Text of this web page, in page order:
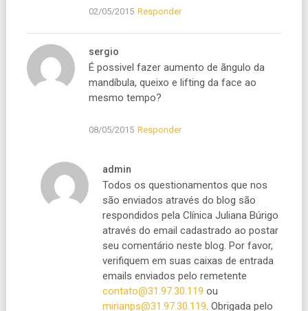
02/05/2015 Responder
sergio
É possivel fazer aumento de ãngulo da
mandíbula, queixo e lifting da face ao
mesmo tempo?
08/05/2015 Responder
admin
Todos os questionamentos que nos
são enviados através do blog são
respondidos pela Clínica Juliana Búrigo
através do email cadastrado ao postar
seu comentário neste blog. Por favor,
verifiquem em suas caixas de entrada
emails enviados pelo remetente
contato@31.97.30.119 ou
mirianps@31.97.30.119. Obrigada pelo